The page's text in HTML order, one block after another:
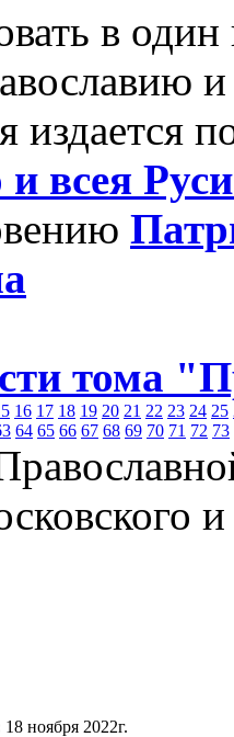
в
издается
и всея
тома
16 17 18 19 20 21 22 23 24 25
64 65 66 67 68 69 70 71 72 73
18 ноября 2022г.